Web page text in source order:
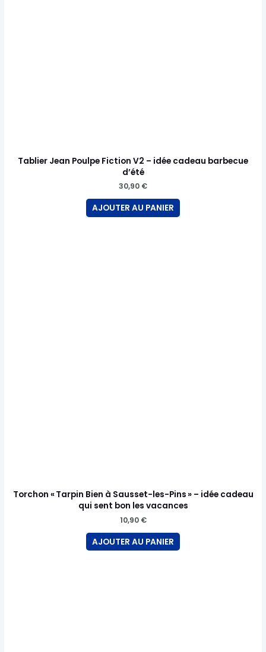
Tablier Jean Poulpe Fiction V2 – idée cadeau barbecue
d’été
30,90 €
AJOUTER AU PANIER
Torchon « Tarpin Bien à Sausset-les-Pins » – idée cadeau
qui sent bon les vacances
10,90 €
AJOUTER AU PANIER